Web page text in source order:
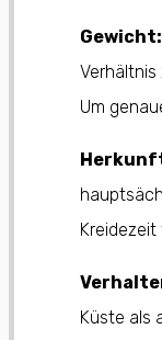
Gewicht:
Verhältnis
Um
Kreidezeit
Küste als